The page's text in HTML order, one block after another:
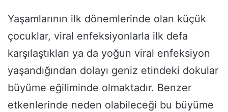
Yaşamlarının ilk dönemlerinde olan küçük
çocuklar, viral enfeksiyonlarla ilk defa
karşılaştıkları ya da yoğun viral enfeksiyon
yaşandığından dolayı geniz etindeki dokular
büyüme eğiliminde olmaktadır. Benzer
etkenlerinde neden olabileceği bu büyüme